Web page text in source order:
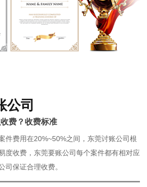
公司
费？收费标准
件费用在20%~50%之间，东莞讨账公司根
度收费，东莞要账公司每个案件都有相对应
司保证合理收费。